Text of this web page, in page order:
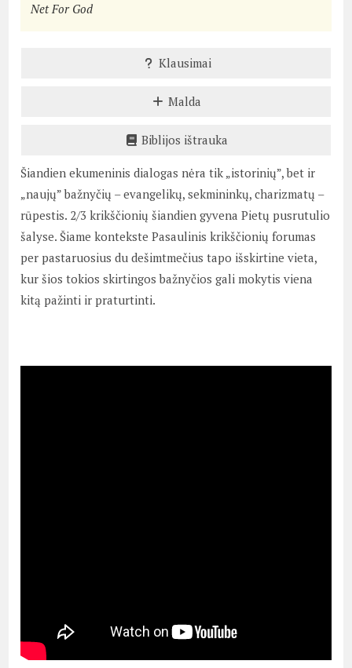
Net For God
Klausimai
Malda
Biblijos ištrauka
Šiandien ekumeninis dialogas nėra tik „istorinių”, bet ir
„naujų” bažnyčių – evangelikų, sekmininkų, charizmatų –
rūpestis. 2/3 krikščionių šiandien gyvena Pietų pusrutulio
šalyse. Šiame kontekste Pasaulinis krikščionių forumas
per pastaruosius du dešimtmečius tapo išskirtine vieta,
kur šios tokios skirtingos bažnyčios gali mokytis viena
kitą pažinti ir praturtinti.